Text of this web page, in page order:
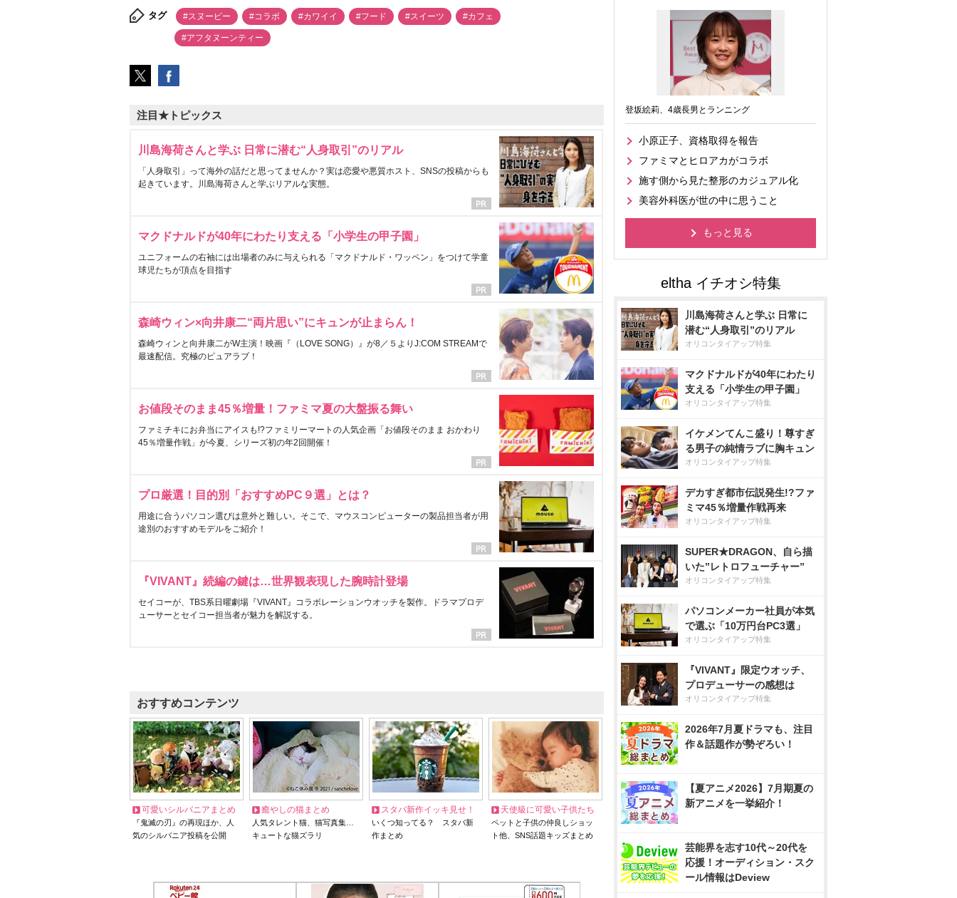
タグ #スヌーピー #コラボ #カワイイ #フード #スイーツ #カフェ
#アフタヌーンティー
注目★トピックス
川島海荷さんと学ぶ 日常に潜む“人身取引”のリアル
「人身取引」って海外の話だと思ってませんか？実は恋愛や悪質ホスト、SNSの投稿からも
起きています。川島海荷さんと学ぶリアルな実態。
マクドナルドが40年にわたり支える「小学生の甲子園」
ユニフォームの右袖には出場者のみに与えられる「マクドナルド・ワッペン」をつけて学童
球児たちが頂点を目指す
森崎ウィン×向井康二“両片思い”にキュンが止まらん！
森崎ウィンと向井康二がW主演！映画『（LOVE SONG）』が8／５よりJ:COM STREAMで
最速配信。究極のピュアラブ！
お値段そのまま45％増量！ファミマ夏の大盤振る舞い
ファミチキにお弁当にアイスも!?ファミリーマートの人気企画「お値段そのまま おかわり
45％増量作戦」が今夏、シリーズ初の年2回開催！
プロ厳選！目的別「おすすめPC９選」とは？
用途に合うパソコン選びは意外と難しい。そこで、マウスコンピューターの製品担当者が用
途別のおすすめモデルをご紹介！
『VIVANT』続編の鍵は…世界観表現した腕時計登場
セイコーが、TBS系日曜劇場『VIVANT』コラボレーションウオッチを製作。ドラマプロデ
ューサーとセイコー担当者が魅力を解説する。
おすすめコンテンツ
可愛いシルバニアまとめ
『鬼滅の刃』の再現ほか、人
気のシルバニア投稿を公開
癒やしの猫まとめ
人気タレント猫、猫写真集…
キュートな猫ズラリ
スタバ新作イッキ見せ！
いくつ知ってる？ スタバ新
作まとめ
天使級に可愛い子供たち
ペットと子供の仲良しショッ
ト他、SNS話題キッズまとめ
登坂絵莉、4歳長男とランニング
小原正子、資格取得を報告
ファミマとヒロアカがコラボ
施す側から見た整形のカジュアル化
美容外科医が世の中に思うこと
もっと見る
川島海荷さんと学ぶ 日常に
潜む“人身取引”のリアル
オリコンタイアップ特集
マクドナルドが40年にわたり
支える「小学生の甲子園」
オリコンタイアップ特集
イケメンてんこ盛り！尊すぎ
る男子の純情ラブに胸キュン
オリコンタイアップ特集
デカすぎ都市伝説発生!?ファ
ミマ45％増量作戦再来
オリコンタイアップ特集
SUPER★DRAGON、自ら描
いた”レトロフューチャー”
オリコンタイアップ特集
パソコンメーカー社員が本気
で選ぶ「10万円台PC3選」
オリコンタイアップ特集
『VIVANT』限定ウオッチ、
プロデューサーの感想は
オリコンタイアップ特集
2026年7月夏ドラマも、注目
作＆話題作が勢ぞろい！
【夏アニメ2026】7月期夏の
新アニメを一挙紹介！
芸能界を志す10代～20代を
応援！オーディション・スク
ール情報はDeview